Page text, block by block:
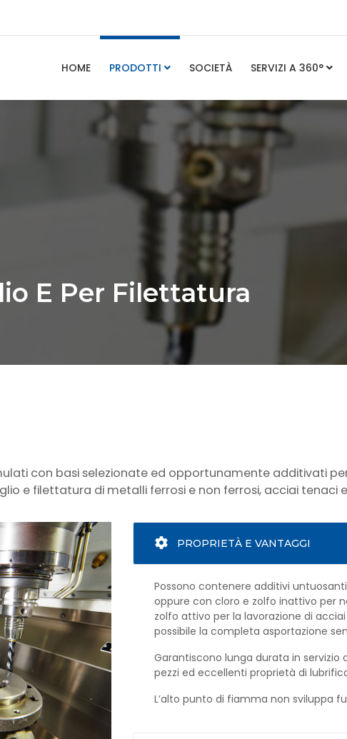
HOME PRODOTTI SOCIETÀ SERVIZI A 360°
E Per Filettatura
con basi selezionate ed opportunamente additivati
e filettatura di metalli ferrosi e non ferrosi, acciai tenaci
PROPRIETÀ E VANTAGGI
Possono contenere additivi
oppure con cloro e zolfo inattivo per
zolfo attivo per la lavorazione di
possibile la completa asportazione
Garantiscono lunga durata in servizio
pezzi ed eccellenti proprietà di
L’alto punto di fiamma non sviluppa